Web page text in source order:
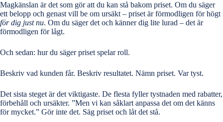
Magkänslan är det som gör att du kan stå bakom priset. Om du säger
ett belopp och genast vill be om ursäkt – priset är förmodligen för högt
för dig just nu. Om du säger det och känner dig lite lurad – det är
förmodligen för lågt.
Och sedan: hur du säger priset spelar roll.
Beskriv vad kunden får. Beskriv resultatet. Nämn priset. Var tyst.
Det sista steget är det viktigaste. De flesta fyller tystnaden med rabatter,
förbehåll och ursäkter. ”Men vi kan såklart anpassa det om det känns
för mycket.” Gör inte det. Säg priset och låt det stå.